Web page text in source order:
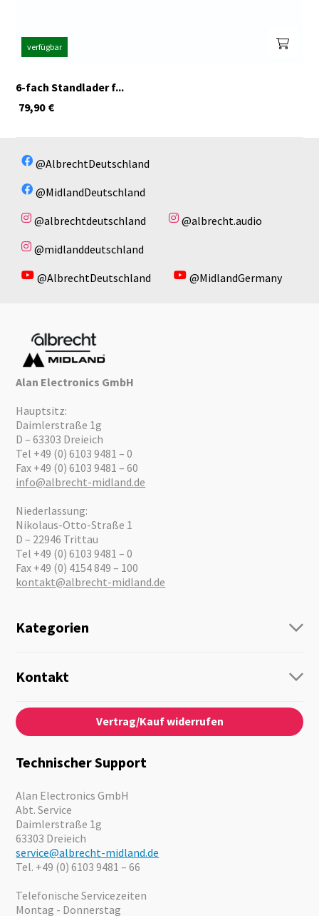
verfügbar
6-fach Standlader f...
€
79,90
@AlbrechtDeutschland
@MidlandDeutschland
@albrechtdeutschland
@albrecht.audio
@midlanddeutschland
@AlbrechtDeutschland
@MidlandGermany
Alan Electronics GmbH
Hauptsitz:
Daimlerstraße 1g
D – 63303 Dreieich
Tel +49 (0) 6103 9481 – 0
Fax +49 (0) 6103 9481 – 60
info@albrecht-midland.de
Niederlassung:
Nikolaus-Otto-Straße 1
D – 22946 Trittau
Tel +49 (0) 6103 9481 – 0
Fax +49 (0) 4154 849 – 100
kontakt@albrecht-midland.de
Kategorien
Personenführung
Audio
Notfallvorsorge
Motorrad
Angebote
Kontakt
Kontaktformular
Über Uns
News
Karriere
Kataloge
Vertrag/Kauf widerrufen
Technischer Support
Alan Electronics GmbH
Abt. Service
Daimlerstraße 1g
63303 Dreieich
service@albrecht-midland.de
Tel. +49 (0) 6103 9481 – 66
Telefonische Servicezeiten
Montag - Donnerstag